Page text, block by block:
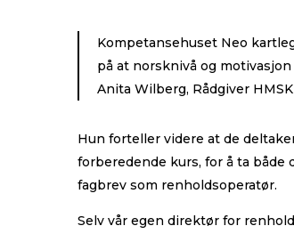
Kompetansehuset Neo
på at norsknivå og
Anita Wilberg, Rådgiver
Hun forteller videre at de
forberedende kurs, for å ta
fagbrev som renholdsoperatør.
Selv vår egen direktør for